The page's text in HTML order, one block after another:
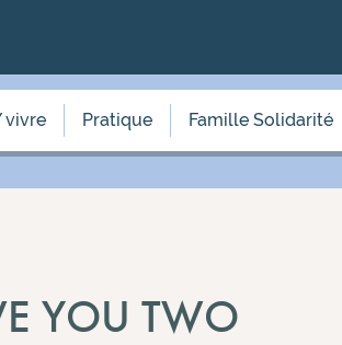
vivre Pratique Famille Solidarité
YOU TWO